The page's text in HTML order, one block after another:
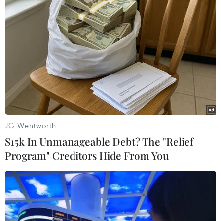
nhà đầu tư, dẫn đến thiệt hại nghiêm trọng./.
(TTXVN/Vietnam+)
#Tiền kỹ thuật số
#Khởi tố hình sự
JG Wentworth
$15k In Unmanageable Debt? The "Relief
Program" Creditors Hide From You